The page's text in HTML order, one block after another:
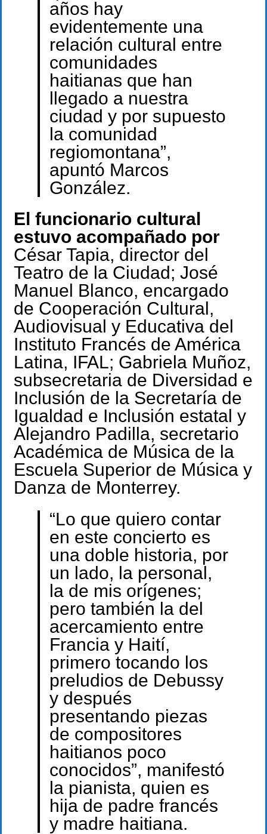
años hay
evidentemente una
relación cultural entre
comunidades
haitianas que han
llegado a nuestra
ciudad y por supuesto
la comunidad
regiomontana”,
apuntó Marcos
González.
El funcionario cultural
estuvo acompañado por
César Tapia, director del
Teatro de la Ciudad; José
Manuel Blanco, encargado
de Cooperación Cultural,
Audiovisual y Educativa del
Instituto Francés de América
Latina, IFAL; Gabriela Muñoz,
subsecretaria de Diversidad e
Inclusión de la Secretaría de
Igualdad e Inclusión estatal y
Alejandro Padilla, secretario
Académica de Música de la
Escuela Superior de Música y
Danza de Monterrey.
“Lo que quiero contar
en este concierto es
una doble historia, por
un lado, la personal,
la de mis orígenes;
pero también la del
acercamiento entre
Francia y Haití,
primero tocando los
preludios de Debussy
y después
presentando piezas
de compositores
haitianos poco
conocidos”, manifestó
la pianista, quien es
hija de padre francés
y madre haitiana.